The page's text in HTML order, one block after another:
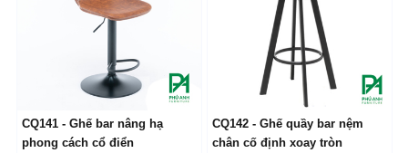
LIÊN HỆ
CQ141 - Ghế bar nâng hạ
phong cách cổ điển
LIÊN HỆ
CQ142 - Ghế quầy bar nệm
chân cố định xoay tròn